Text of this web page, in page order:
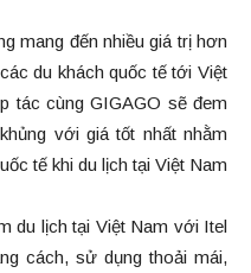
mang đến nhiều giá trị hơn
du khách quốc tế tới Việt
tác cùng GIGAGO sẽ đem
với giá tốt nhất nhằm
tế khi du lịch tại Việt Nam
du lịch tại Việt Nam với Itel
cách, sử dụng thoải mái,